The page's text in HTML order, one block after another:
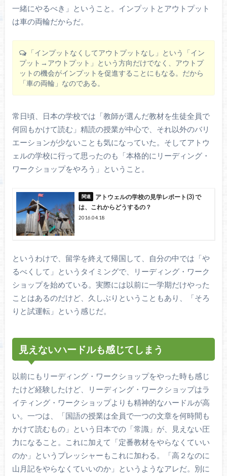
一緒にやるべき」ということ。インプットとアウトプット
は車の両輪だからだ。
「インプットなくしてアウトプットなし」という「イン
プット→アウトプット」という方向だけでなく、アウトプ
ットの機会がインプットを促進することにもなる。だから
「車の両輪」なのである。
常日頃、日本の学校では「教師が選んだ教材を生徒全員で
何回もかけて読む」精読の授業が中心で、それ以外のバリ
エーションが少ないことも気になっていた。そしてアトウ
ェルの学校に行って思ったのも「本格的にリーディング・
ワークショップをやろう」ということ。
アトウェルの学校の見学レポート(3) で
は、これからどうするの？
2016.04.18
というわけで、留学を終えて帰国して、自分の中では「や
るべくして」というタイミングで、リーディング・ワーク
ショップを始めている。実際には以前に一学期だけやった
ことはあるのだけど、久しぶりということもあり、「そろ
りと試運転」という感じだ。
見えないハードルも感じてしまう
以前にもリーディング・ワークショップをやった時も感じ
たけど経験したけど、リーディング・ワークショップはラ
イティング・ワークショップよりも精神的なハードルが高
い。一つは、「国語の授業は全員で一つの文章を何時間も
かけて読むもの」という日本での「常識」が、見えない圧
力になること。これに加えて「定番教材をやらなくていい
のか」というプレッシャーもこれに加わる。「高２なのに
山月記をやらなくていいのか」というようなアレだ。別に